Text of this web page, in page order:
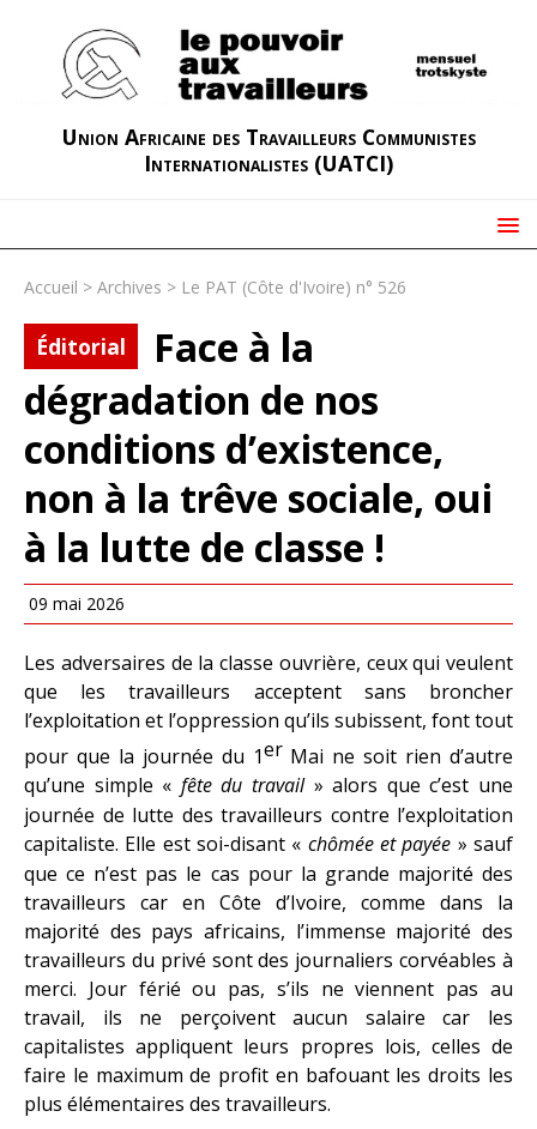
Union Africaine des Travailleurs Communistes
Internationalistes (UATCI)
Accueil > Archives > Le PAT (Côte d'Ivoire) n° 526
Éditorial
Face à la
dégradation de nos
conditions d’existence,
non à la trêve sociale, oui
à la lutte de classe !
09 mai 2026
Les adversaires de la classe ouvrière, ceux qui veulent
que les travailleurs acceptent sans broncher
l’exploitation et l’oppression qu’ils subissent, font tout
pour que la journée du 1erMai ne soit rien d’autre
qu’une simple « fête du travail» alors que c’est une
journée de lutte des travailleurs contre l’exploitation
capitaliste. Elle est soi-disant « chômée et payée » sauf
que ce n’est pas le cas pour la grande majorité des
travailleurs car en Côte d’Ivoire, comme dans la
majorité des pays africains, l’immense majorité des
travailleurs du privé sont des journaliers corvéables à
merci. Jour férié ou pas, s’ils ne viennent pas au
travail, ils ne perçoivent aucun salaire car les
capitalistes appliquent leurs propres lois, celles de
faire le maximum de profit en bafouant les droits les
plus élémentaires des travailleurs.